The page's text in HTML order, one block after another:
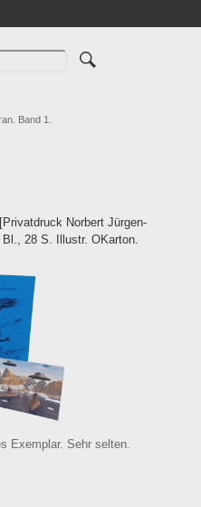
Band 1.
Norbert Jürgen-
28 S. Illustr. OKarton.
Exemplar. Sehr selten.